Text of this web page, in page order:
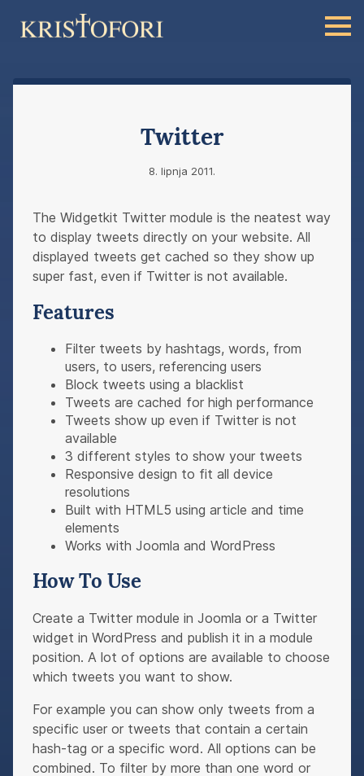
Twitter
8. lipnja 2011.
The Widgetkit Twitter module is the neatest way
to display tweets directly on your website. All
displayed tweets get cached so they show up
super fast, even if Twitter is not available.
Features
Filter tweets by hashtags, words, from
users, to users, referencing users
Block tweets using a blacklist
Tweets are cached for high performance
Tweets show up even if Twitter is not
available
3 different styles to show your tweets
Responsive design to fit all device
resolutions
Built with HTML5 using article and time
elements
Works with Joomla and WordPress
How To Use
Create a Twitter module in Joomla or a Twitter
widget in WordPress and publish it in a module
position. A lot of options are available to choose
which tweets you want to show.
For example you can show only tweets from a
specific user or tweets that contain a certain
hash-tag or a specific word. All options can be
combined. To filter by more than one word or